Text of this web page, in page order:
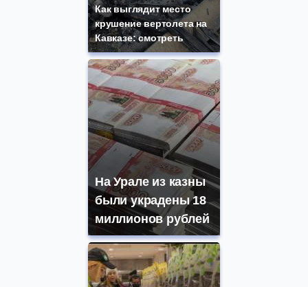
Как выглядит место
крушение вертолета на
Кавказе: смотреть
На Урале из казны
были украдены 18
миллионов рублей